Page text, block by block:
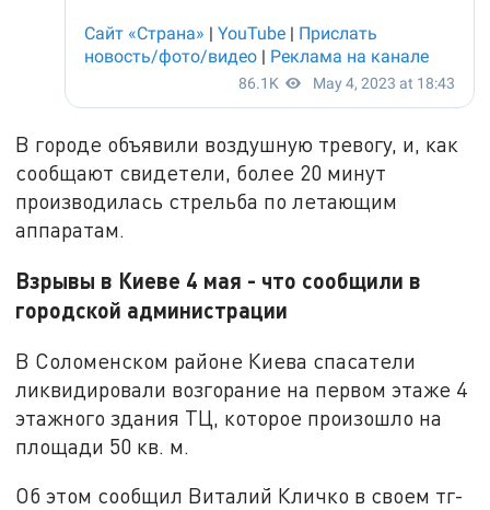
В городе объявили воздушную тревогу, и, как
сообщают свидетели, более 20 минут
производилась стрельба по летающим
аппаратам.
Взрывы в Киеве 4 мая - что сообщили в
городской администрации
В Соломенском районе Киева спасатели
ликвидировали возгорание на первом этаже 4
этажного здания ТЦ, которое произошло на
площади 50 кв. м.
Об этом сообщил Виталий Кличко в своем тг-